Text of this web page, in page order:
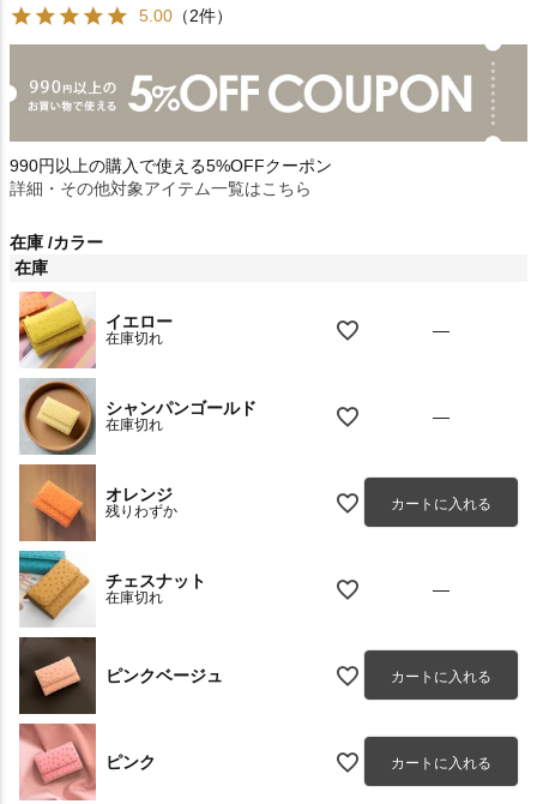
5.00 （2件）
990円以上の購入で使える5%OFFクーポン
詳細・その他対象アイテム一覧はこちら
在庫 カラー
在庫
イエロー
在庫切れ —
シャンパンゴールド
在庫切れ —
オレンジ
残りわずか カートに入れる
チェスナット
在庫切れ —
ピンクベージュ カートに入れる
ピンク カートに入れる